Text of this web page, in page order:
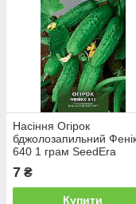
Насіння Огірок
бджолозапильний
640 1 грам SeedEra
7 ₴
Купити